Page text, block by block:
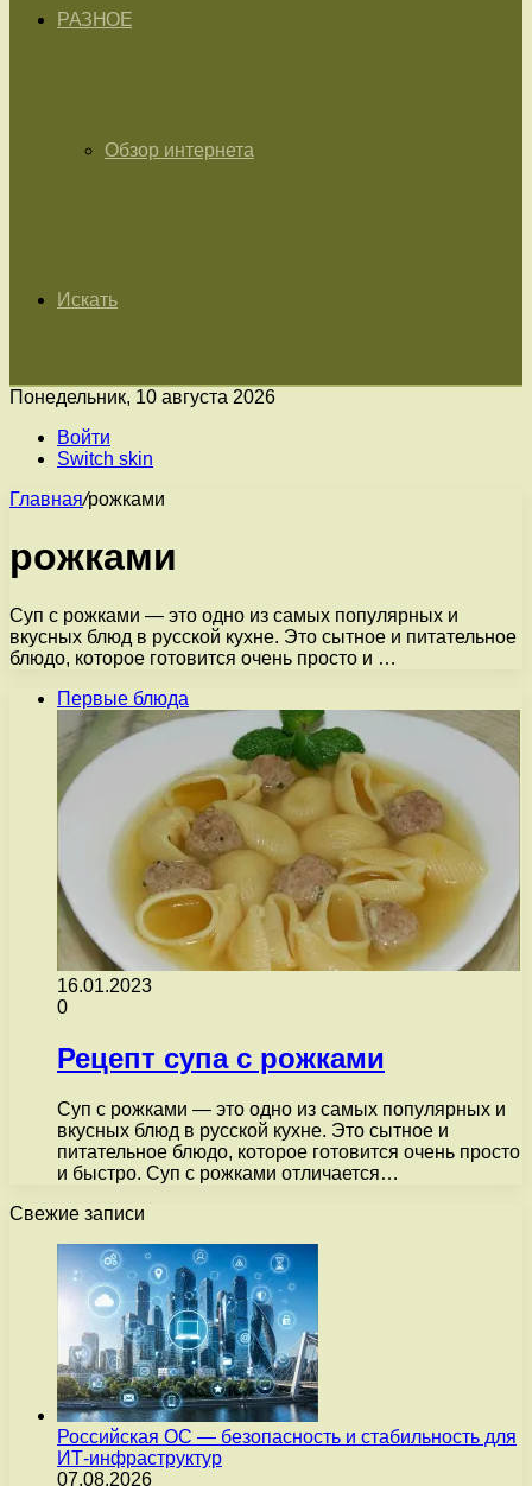
РАЗНОЕ
Обзор интернета
Искать
Понедельник, 10 августа 2026
Войти
Switch skin
Главная/рожками
рожками
Суп с рожками — это одно из самых популярных и
вкусных блюд в русской кухне. Это сытное и питательное
блюдо, которое готовится очень просто и …
Первые блюда
16.01.2023
0
Рецепт супа с рожками
Суп с рожками — это одно из самых популярных и
вкусных блюд в русской кухне. Это сытное и
питательное блюдо, которое готовится очень просто
и быстро. Суп с рожками отличается…
Свежие записи
Российская ОС — безопасность и стабильность для
ИТ-инфраструктур
07.08.2026